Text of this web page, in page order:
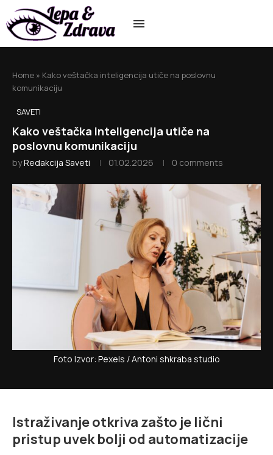
Home » Kako veštačka inteligencija utiče na poslovnu
komunikaciju
SAVETI
Kako veštačka inteligencija utiče na
poslovnu komunikaciju
byRedakcija Saveti 01.02.2026 0 comments
Foto Izvor: Pexels / Antoni shkraba studio
Istraživanje otkriva zašto je lični
pristup uvek bolji od automatizacije